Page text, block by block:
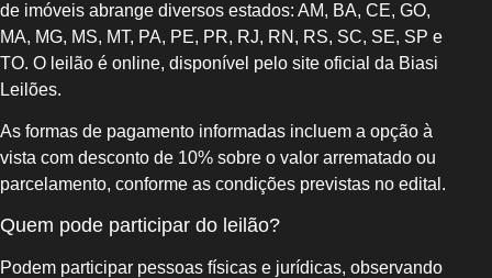
de imóveis abrange diversos estados: AM, BA, CE, GO,
MA, MG, MS, MT, PA, PE, PR, RJ, RN, RS, SC, SE, SP e
TO. O leilão é online, disponível pelo site oficial da Biasi
Leilões.
As formas de pagamento informadas incluem a opção à
vista com desconto de 10% sobre o valor arrematado ou
parcelamento, conforme as condições previstas no edital.
Quem pode participar do leilão?
Podem participar pessoas físicas e jurídicas, observando